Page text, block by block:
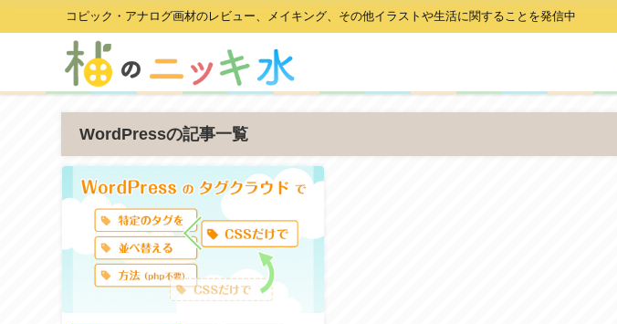
コピック・アナログ画材のレビュー、メイキング、その他イラストや生活に関することを発信中
WordPressの記事一覧